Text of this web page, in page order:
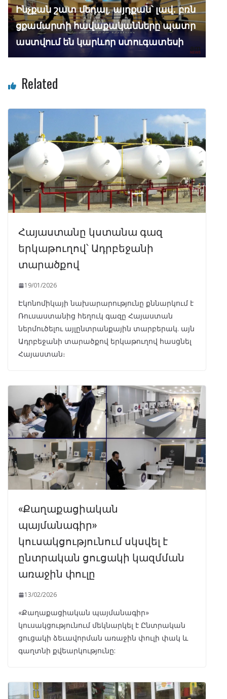
Ինչքան շատ մեդալ, այդքան՝ լավ․ բռն
ցքամարտի հավաքականները պատր
աստվում են կարևոր ստուգատեսի
Related
Հայաստանը կստանա գազ
երկաթուղով՝ Ադրբեջանի
տարածքով
19/01/2026
Էկոնոմիկայի նախարարությունը քննարկում է
Ռուսաստանից հեղուկ գազը Հայաստան
ներմուծելու այլընտրանքային տարբերակ. այն
Ադրբեջանի տարածքով երկաթուղով հասցնել
Հայաստան։
«Քաղաքացիական
պայմանագիր»
կուսակցությունում սկսվել է
ընտրական ցուցակի կազմման
առաջին փուլը
13/02/2026
«Քաղաքացիական պայմանագիր»
կուսակցությունում մեկնարկել է Ընտրական
ցուցակի ձեւավորման առաջին փուլի փակ և
գաղտնի քվեարկությունը: